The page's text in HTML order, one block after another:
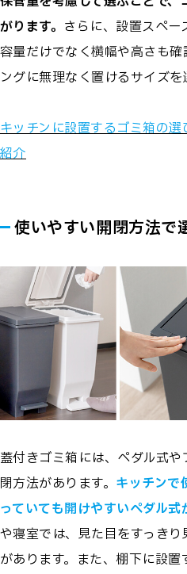
がります。 さらに、設置スペー
容量だけでなく横幅や高さも
ングに無理なく置けるサイズを
キッチンに設置するゴミ箱の
紹介
使いやすい開閉方法で
蓋付きゴミ箱には、ペダル式
閉方法があります。 キッチンで
っていても開けやすいペダル式
や寝室では、見た目をすっき
があります。また、棚下に設